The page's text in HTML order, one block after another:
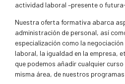
actividad laboral –presente o
Nuestra oferta formativa abarca
administración de personal, así
especialización como la
laboral, la igualdad en la empresa,
que podemos añadir cualquier
misma área, de nuestros